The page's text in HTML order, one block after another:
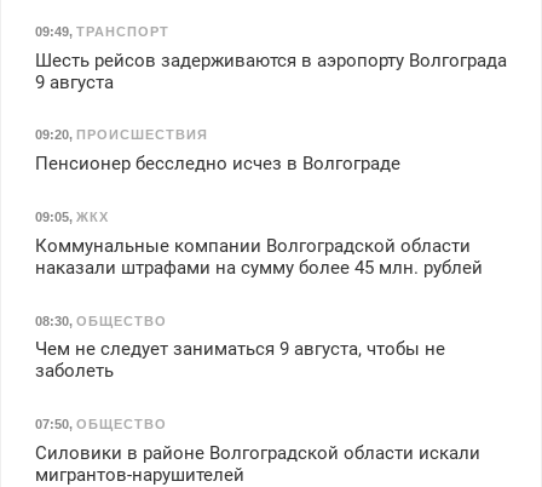
09:49, ТРАНСПОРТ
Шесть рейсов задерживаются в аэропорту Волгограда
9 августа
09:20, ПРОИСШЕСТВИЯ
Пенсионер бесследно исчез в Волгограде
09:05, ЖКХ
Коммунальные компании Волгоградской области
наказали штрафами на сумму более 45 млн. рублей
08:30, ОБЩЕСТВО
Чем не следует заниматься 9 августа, чтобы не
заболеть
07:50, ОБЩЕСТВО
Силовики в районе Волгоградской области искали
мигрантов-нарушителей